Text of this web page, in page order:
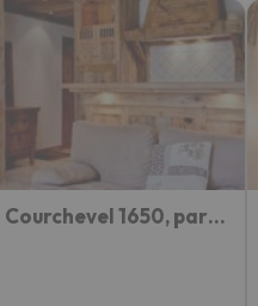
Appartement charmant à Courchevel 1650, parking inclus - FR-1-514-34